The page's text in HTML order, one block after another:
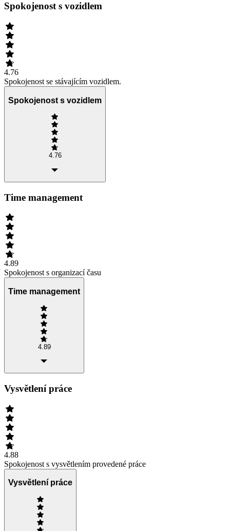
Spokojenost s vozidlem
4.76
Spokojenost se stávajícím vozidlem.
Spokojenost s vozidlem
4.76
Time management
4.89
Spokojenost s organizací času
Time management
4.89
Vysvětlení práce
4.88
Spokojenost s vysvětlením provedené práce
Vysvětlení práce